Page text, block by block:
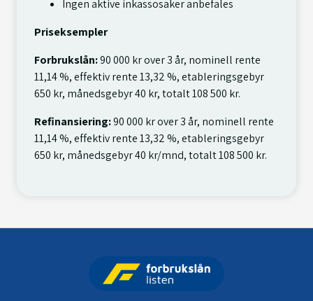
Ingen aktive inkassosaker anbefales
Priseksempler
Forbrukslån:90 000 kr over 3 år, nominell rente
11,14 %, effektiv rente 13,32 %, etableringsgebyr
650 kr, månedsgebyr 40 kr, totalt 108 500 kr.
Refinansiering:90 000 kr over 3 år, nominell rente
11,14 %, effektiv rente 13,32 %, etableringsgebyr
650 kr, månedsgebyr 40 kr/mnd, totalt 108 500 kr.